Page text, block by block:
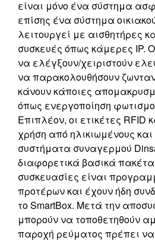
είναι μόνο ένα σύστημα
επίσης ένα σύστημα
λειτουργεί με αισθητήρες
συσκευές όπως κάμερες IP.
να ελέγξουν/χειριστούν
να παρακολουθήσουν
κάνουν κάποιες
όπως ενεργοποίηση
Επιπλέον, οι ετικέτες RFID
χρήση από ηλικιωμένους
συστήματα συναγερμού
διαφορετικά βασικά
συσκευασίες είναι
προτέρων και έχουν ήδη
το SmartBox. Μετά την
μπορούν να τοποθετηθούν
παροχή ρεύματος πρέπει να